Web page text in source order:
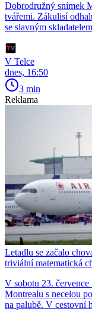
Dobrodružný snímek
tvářemi. Zákulisí
se slavným
V Telce
dnes, 16:50
3 min
Reklama
Letadlu se začalo
triviální matematická
V sobotu 23.
Montrealu s necelou
na palubě. V cestovní